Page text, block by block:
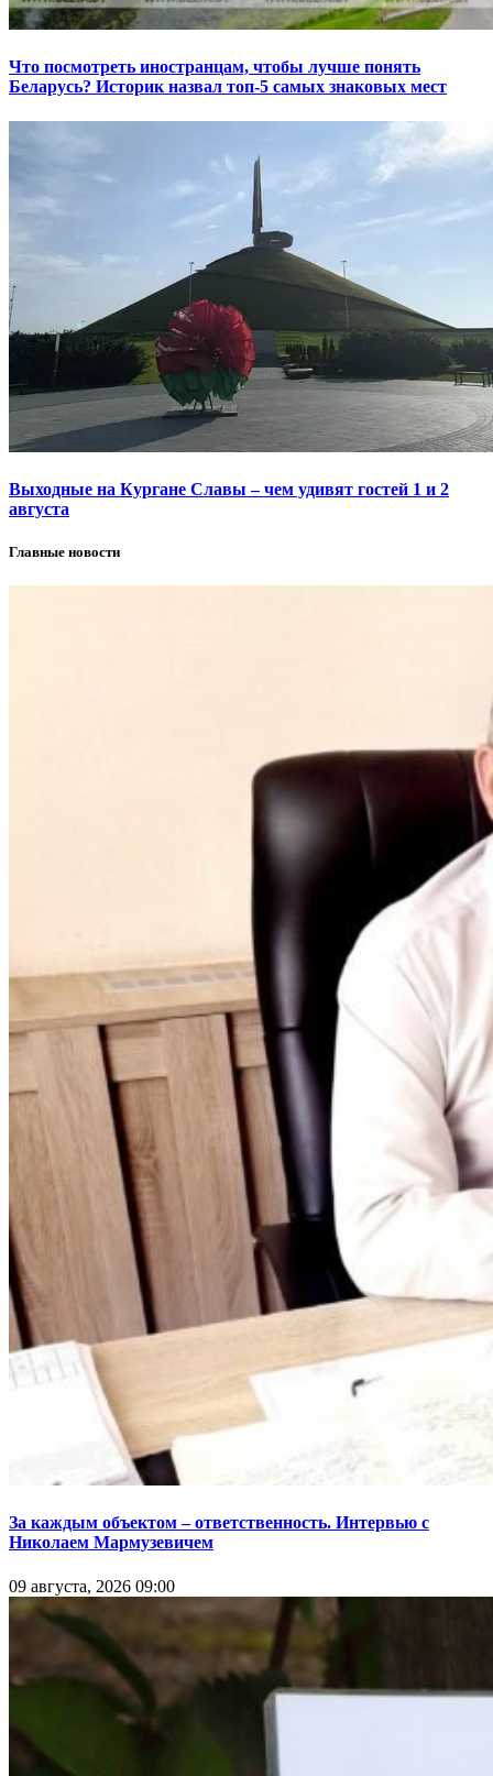
Что посмотреть иностранцам, чтобы лучше понять
Беларусь? Историк назвал топ-5 самых знаковых мест
Выходные на Кургане Славы – чем удивят гостей 1 и 2
августа
Главные новости
За каждым объектом – ответственность. Интервью с
Николаем Мармузевичем
09 августа, 2026 09:00